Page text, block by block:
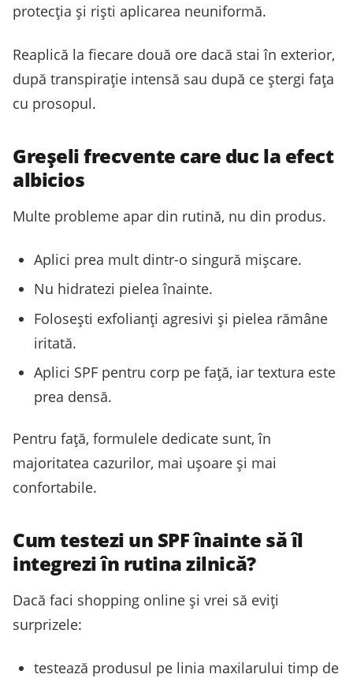
protecția și riști aplicarea neuniformă.
Reaplică la fiecare două ore dacă stai în exterior,
după transpirație intensă sau după ce ștergi fața
cu prosopul.
Greșeli frecvente care duc la efect
albicios
Multe probleme apar din rutină, nu din produs.
Aplici prea mult dintr-o singură mișcare.
Nu hidratezi pielea înainte.
Folosești exfolianți agresivi și pielea rămâne
iritată.
Aplici SPF pentru corp pe față, iar textura este
prea densă.
Pentru față, formulele dedicate sunt, în
majoritatea cazurilor, mai ușoare și mai
confortabile.
Cum testezi un SPF înainte să îl
integrezi în rutina zilnică?
Dacă faci shopping online și vrei să eviți
surprizele:
testează produsul pe linia maxilarului timp de